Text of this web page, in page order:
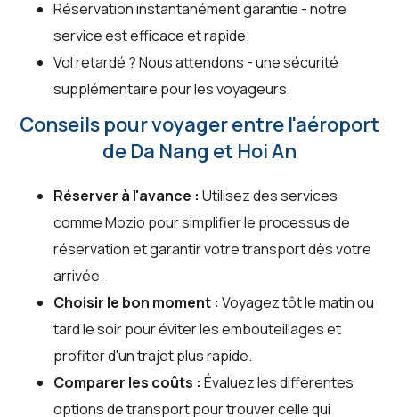
Réservation instantanément garantie - notre
service est efficace et rapide.
Vol retardé ? Nous attendons - une sécurité
supplémentaire pour les voyageurs.
Conseils pour voyager entre l'aéroport
de Da Nang et Hoi An
Réserver à l'avance : Utilisez des services
comme Mozio pour simplifier le processus de
réservation et garantir votre transport dès votre
arrivée.
Choisir le bon moment : Voyagez tôt le matin ou
tard le soir pour éviter les embouteillages et
profiter d'un trajet plus rapide.
Comparer les coûts : Évaluez les différentes
options de transport pour trouver celle qui